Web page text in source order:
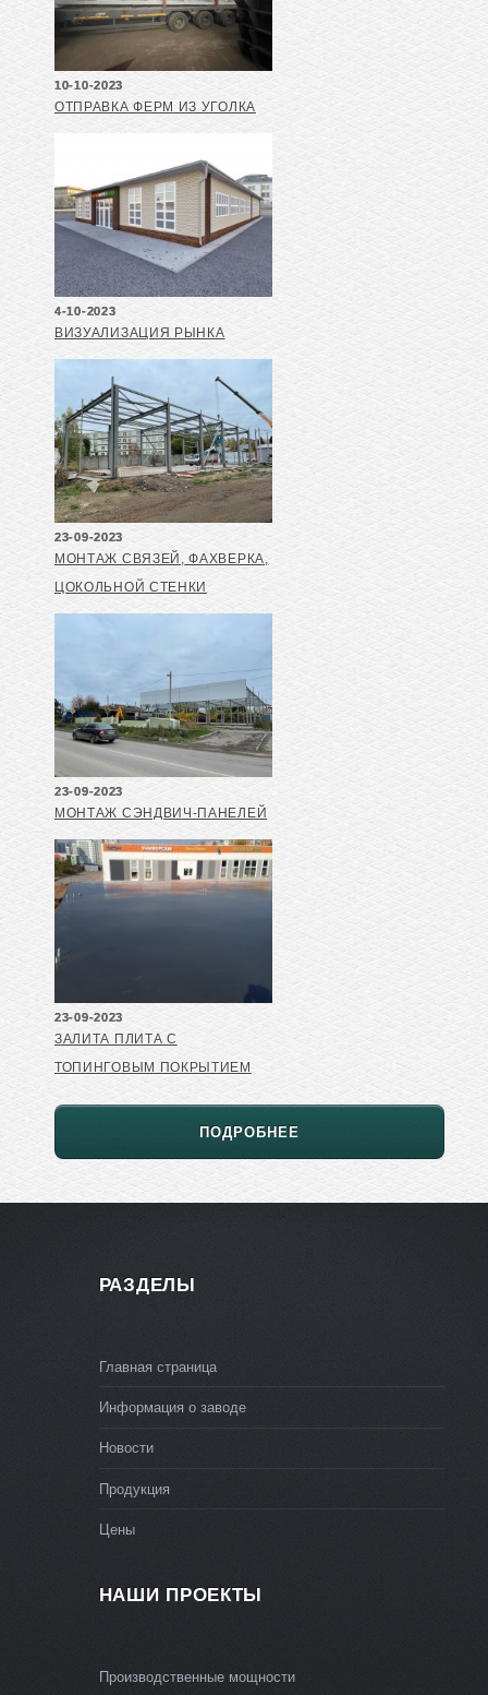
10-10-2023
ОТПРАВКА ФЕРМ ИЗ УГОЛКА
4-10-2023
ВИЗУАЛИЗАЦИЯ РЫНКА
23-09-2023
МОНТАЖ СВЯЗЕЙ, ФАХВЕРКА,
ЦОКОЛЬНОЙ СТЕНКИ
23-09-2023
МОНТАЖ СЭНДВИЧ-ПАНЕЛЕЙ
23-09-2023
ЗАЛИТА ПЛИТА С
ТОПИНГОВЫМ ПОКРЫТИЕМ
ПОДРОБНЕЕ
РАЗДЕЛЫ
Главная страница
Информация о заводе
Новости
Продукция
Цены
НАШИ ПРОЕКТЫ
Производственные мощности